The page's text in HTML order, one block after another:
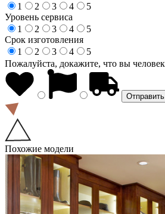
1
2 3 4
5
Уровень сервиса
1
2 3 4
5
Срок изготовления
1
2 3 4
5
Пожалуйста, докажите, что вы
Похожие модели